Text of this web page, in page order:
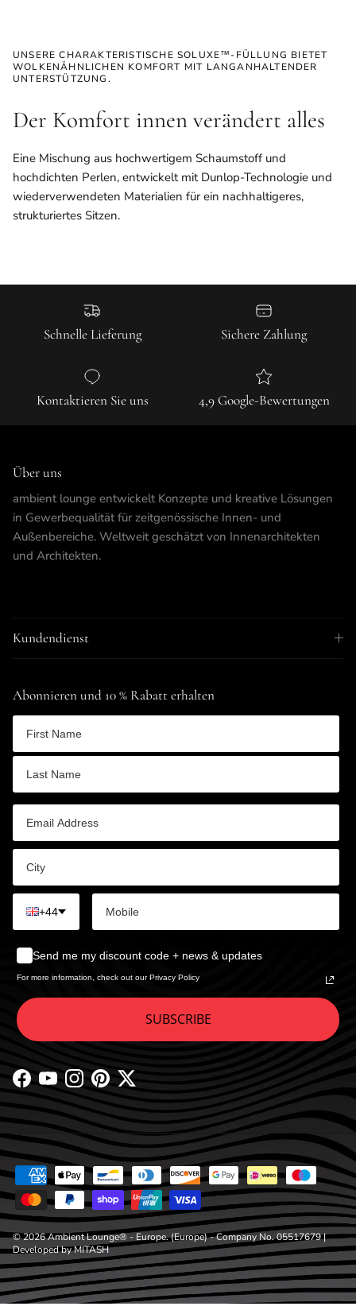
UNSERE CHARAKTERISTISCHE SOLUXE™-FÜLLUNG BIETET
WOLKENÄHNLICHEN KOMFORT MIT LANGANHALTENDER
UNTERSTÜTZUNG.
Der Komfort innen verändert alles
Eine Mischung aus hochwertigem Schaumstoff und
hochdichten Perlen, entwickelt mit Dunlop-Technologie und
wiederverwendeten Materialien für ein nachhaltigeres,
strukturiertes Sitzen.
Schnelle Lieferung Sichere Zahlung
Kontaktieren Sie uns 4,9 Google-Bewertungen
Über uns
ambient lounge entwickelt Konzepte und kreative Lösungen
in Gewerbequalität für zeitgenössische Innen- und
Außenbereiche. Weltweit geschätzt von Innenarchitekten
und Architekten.
Kundendienst
Abonnieren und 10 % Rabatt erhalten
+44
Send me my discount code + news & updates
For more information, check out our Privacy Policy
SUBSCRIBE
Facebook
YouTubeInstagram
PinterestTwitter
© 2026Ambient Lounge® - Europe. (Europe) - Company No. 05517679 |
Developed byMITASH